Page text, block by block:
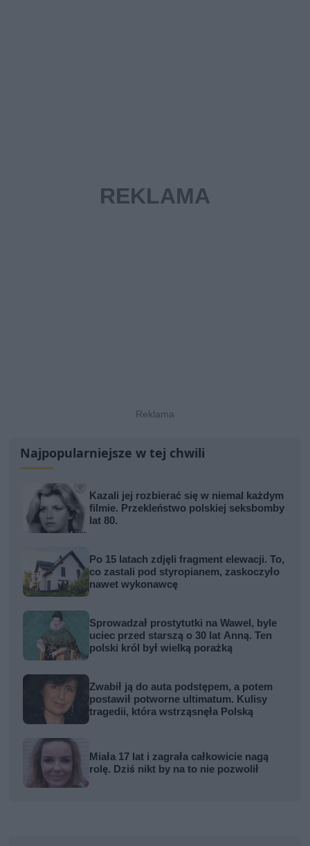
Najpopularniejsze w tej chwili
Kazali jej rozbierać się w niemal każdym
filmie. Przekleństwo polskiej seksbomby
lat 80.
Po 15 latach zdjęli fragment elewacji. To,
co zastali pod styropianem, zaskoczyło
nawet wykonawcę
Sprowadzał prostytutki na Wawel, byle
uciec przed starszą o 30 lat Anną. Ten
polski król był wielką porażką
Zwabił ją do auta podstępem, a potem
postawił potworne ultimatum. Kulisy
tragedii, która wstrząsnęła Polską
Miała 17 lat i zagrała całkowicie nagą
rolę. Dziś nikt by na to nie pozwolił